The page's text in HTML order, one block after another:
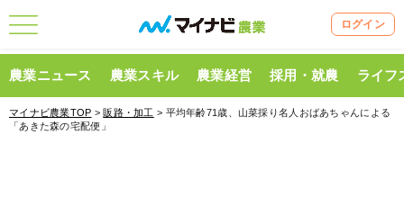
ログイン
農業ニュース 農業スキル 農業経営 採用・就農 ライフ
マイナビ農業TOP >販路・加工 > 平均年齢71歳、山菜採り名人おばあちゃんによる
「あきた森の宅配便」